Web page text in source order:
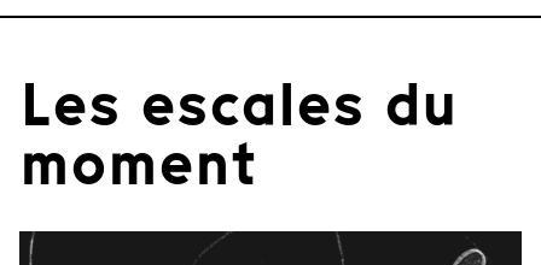
Les escales du
moment